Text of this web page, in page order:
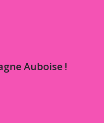
Auboise !